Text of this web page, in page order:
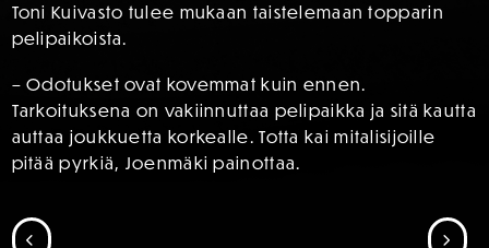
Toni Kuivasto tulee mukaan taistelemaan topparin
pelipaikoista.
– Odotukset ovat kovemmat kuin ennen.
Tarkoituksena on vakiinnuttaa pelipaikka ja sitä kautta
auttaa joukkuetta korkealle. Totta kai mitalisijoille
pitää pyrkiä, Joenmäki painottaa.
SIIRRY EDELLISEEN